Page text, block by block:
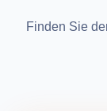
Finden Sie